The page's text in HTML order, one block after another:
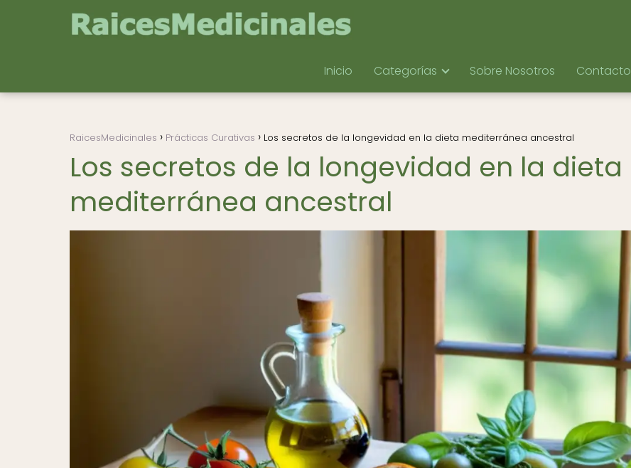
Inicio Categorías Sobre Nosotros Contacto
RaicesMedicinales Prácticas Curativas Los secretos de la longevidad en la dieta mediterránea ancestral
Los secretos de la longevidad en la dieta
mediterránea ancestral